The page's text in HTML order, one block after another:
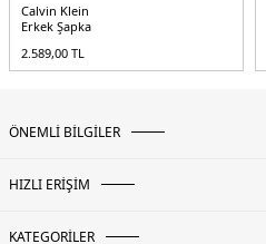
Calvin Klein
Erkek Şapka
2.589,00 TL
ÖNEMLİ BİLGİLER
HIZLI ERİŞİM
KATEGORİLER